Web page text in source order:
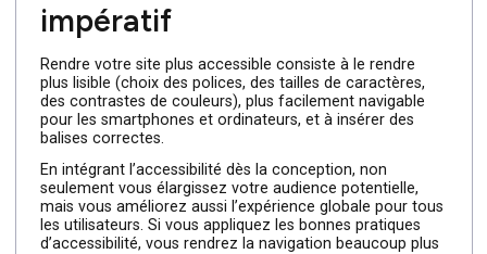
De même, l’IA peut effectuer une analyse prédictive
avant d’anticiper les besoins des utilisateurs et
augmenter ainsi les taux de conversion sur votre site.
Pratique, n’est-ce pas ? Si vous avez besoin
d’implémenter les nouvelles technologies sur votre site
lors de sa refonte, n’hésitez pas à contacter Cleever en
cliquant ici.
3. L’accessibilité comme
impératif